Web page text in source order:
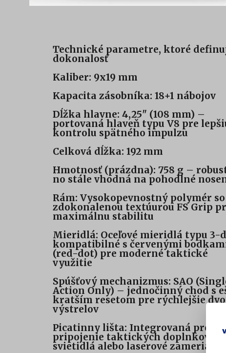
Technické parametre, ktoré
dokonalosť
Kaliber: 9x19 mm
Kapacita zásobníka: 18+1 nábojov
Dĺžka hlavne: 4,25" (108 mm) –
portovaná hlaveň typu V8 pre
kontrolu spätného impulzu
Celková dĺžka: 192 mm
Hmotnosť (prázdna): 758 g –
no stále vhodná na pohodlné
Rám: Vysokopevnostný polymér so
zdokonalenou textúurou FS Grip
maximálnu stabilitu
Mieridlá: Oceľové mieridlá typu 3-
kompatibilné s červenými
(red-dot) pre moderné taktické
využitie
Spúšťový mechanizmus: SAO
Action Only) – jednočinný chod s
kratším resetom pre rýchlejšie
výstrelov
Picatinny lišta: Integrovaná pre
pripojenie taktických doplnkov,
svietidlá alebo laserové zameriavače